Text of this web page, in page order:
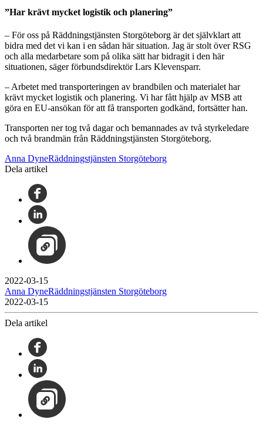
”Har krävt mycket logistik och planering”
– För oss på Räddningstjänsten Storgöteborg är det självklart att
bidra med det vi kan i en sådan här situation. Jag är stolt över RSG
och alla medarbetare som på olika sätt har bidragit i den här
situationen, säger förbundsdirektör Lars Klevensparr.
– Arbetet med transporteringen av brandbilen och materialet har
krävt mycket logistik och planering. Vi har fått hjälp av MSB att
göra en EU-ansökan för att få transporten godkänd, fortsätter han.
Transporten ner tog två dagar och bemannades av två styrkeledare
och två brandmän från Räddningstjänsten Storgöteborg.
Anna DyneRäddningstjänsten Storgöteborg
Dela artikel
2022-03-15
Anna DyneRäddningstjänsten Storgöteborg
2022-03-15
Dela artikel